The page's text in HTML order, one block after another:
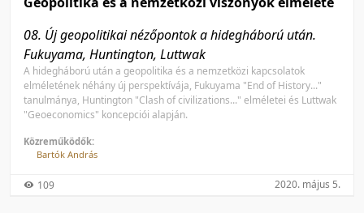
08. Új geopolitikai nézőpontok a hidegháború után.
Fukuyama, Huntington, Luttwak
A hidegháború után a geopolitika és a nemzetközi kapcsolatok
elméletének néhány új perspektívája, Fukuyama "End of History..."
tanulmánya, Huntington "Clash of civilizations..." elméletei és Luttwak
"Geoeconomics" koncepciói alapján.
Közreműködők:
Bartók András
109 2020. május 5.